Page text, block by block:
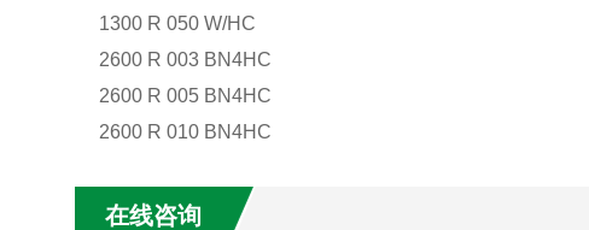
1300 R 050 W/HC
2600 R 003 BN4HC
2600 R 005 BN4HC
2600 R 010 BN4HC
在线咨询